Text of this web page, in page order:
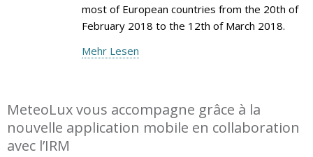
most of European countries from the 20th of
February 2018 to the 12th of March 2018.
Mehr Lesen
MeteoLux vous accompagne grâce à la
nouvelle application mobile en collaboration
avec l’IRM